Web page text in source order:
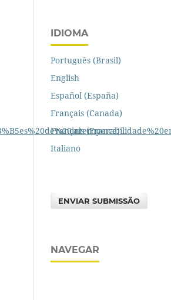
IDIOMA
Português (Brasil)
English
Español (España)
Français (Canada)
Français (France)
Italiano
ENVIAR SUBMISSÃO
NAVEGAR